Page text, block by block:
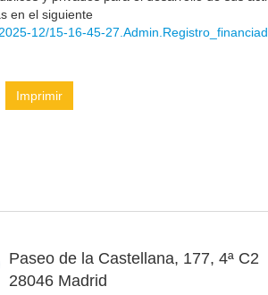
en el siguiente
12/15-16-45-
Imprimir
Paseo de la Castellana, 177, 4ª C2
28046 Madrid